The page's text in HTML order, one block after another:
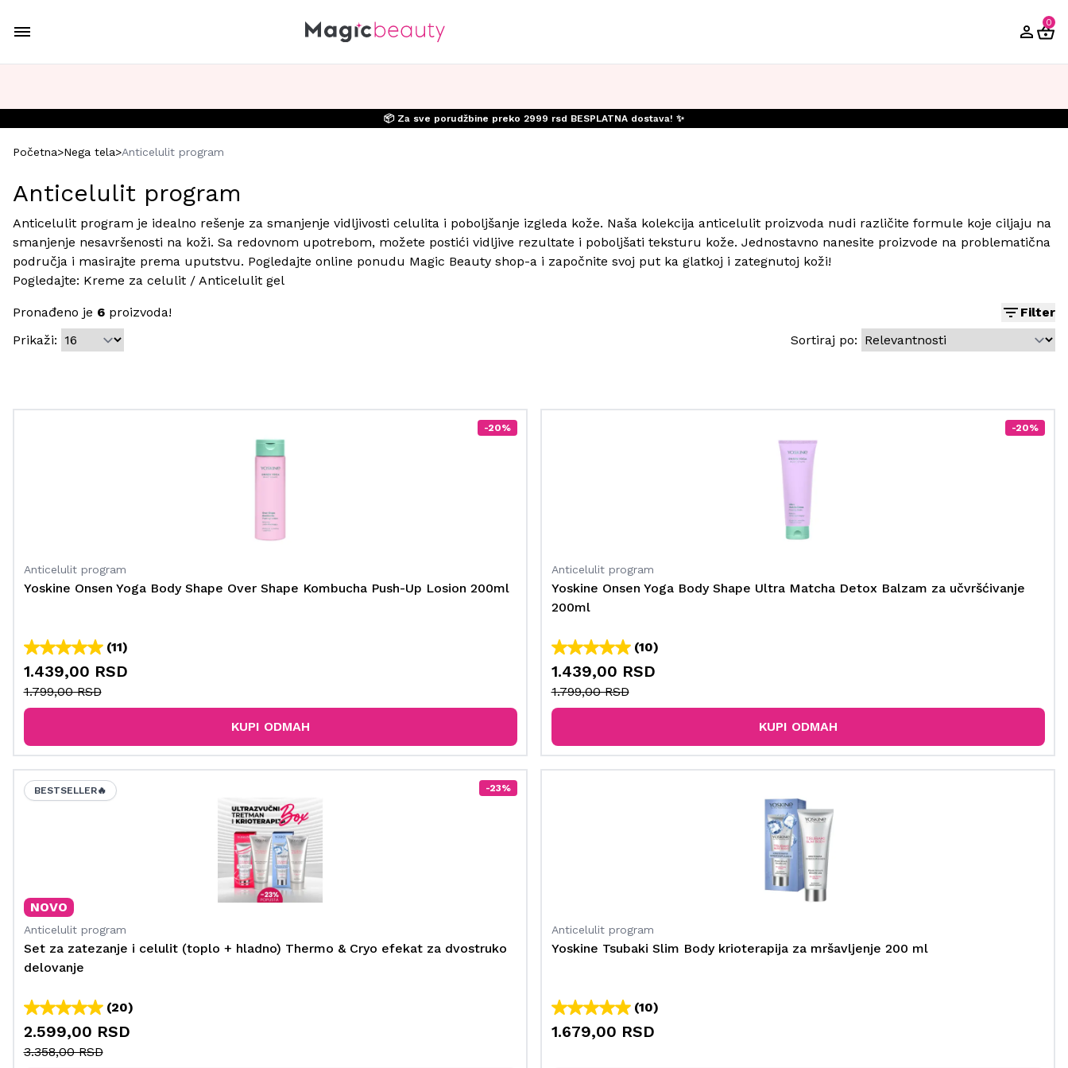
0
📦 Za sve porudžbine preko 2999 rsd BESPLATNA dostava! ✨
Početna>Nega tela>Anticelulit program
Anticelulit program
Anticelulit program je idealno rešenje za smanjenje vidljivosti celulita i poboljšanje izgleda kože. Naša kolekcija anticelulit proizvoda nudi različite formule koje ciljaju na
smanjenje nesavršenosti na koži. Sa redovnom upotrebom, možete postići vidljive rezultate i poboljšati teksturu kože. Jednostavno nanesite proizvode na problematična
područja i masirajte prema uputstvu. Pogledajte online ponudu Magic Beauty shop-a i započnite svoj put ka glatkoj i zategnutoj koži!
Pogledajte: Kreme za celulit / Anticelulit gel
Pronađeno je 6 proizvoda!
Filter
Prikaži:
Sortiraj po:
-20%
Anticelulit program
Yoskine Onsen Yoga Body Shape Over Shape Kombucha Push-Up Losion 200ml
(11)
1.439,00 RSD
1.799,00 RSD
KUPI ODMAH
-20%
Anticelulit program
Yoskine Onsen Yoga Body Shape Ultra Matcha Detox Balzam za učvršćivanje
200ml
(10)
1.439,00 RSD
1.799,00 RSD
KUPI ODMAH
BESTSELLER🔥
NOVO
-23%
Anticelulit program
Set za zatezanje i celulit (toplo + hladno) Thermo & Cryo efekat za dvostruko
delovanje
(20)
2.599,00 RSD
3.358,00 RSD
Anticelulit program
Yoskine Tsubaki Slim Body krioterapija za mršavljenje 200 ml
(10)
1.679,00 RSD